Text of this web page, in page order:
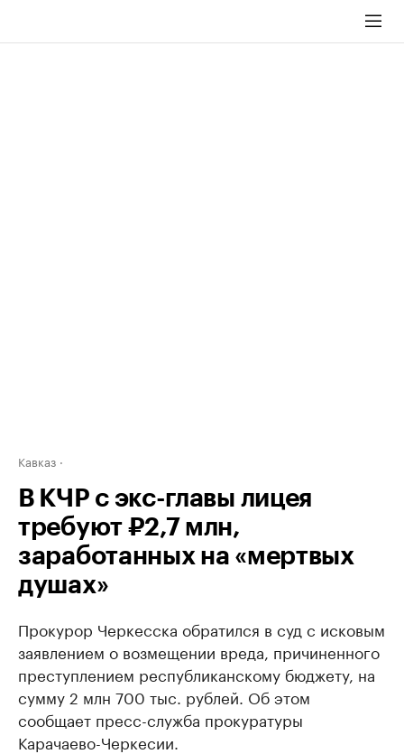
Кавказ
В КЧР с экс-главы лицея
требуют ₽2,7 млн,
заработанных на «мертвых
душах»
Прокурор Черкесска обратился в суд с исковым
заявлением о возмещении вреда, причиненного
преступлением республиканскому бюджету, на
сумму 2 млн 700 тыс. рублей. Об этом
сообщает пресс-служба прокуратуры
Карачаево-Черкесии.